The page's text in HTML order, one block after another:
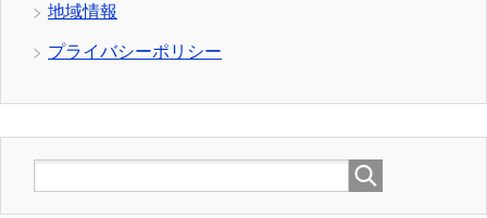
地域情報
プライバシーポリシー